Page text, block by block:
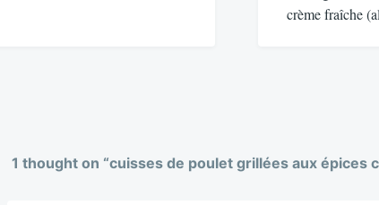
crème fraîche
1 thought on “cuisses de poulet grillées aux épices